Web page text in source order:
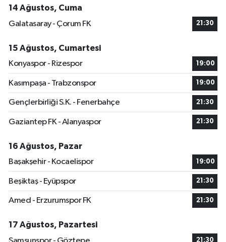
14 Ağustos, Cuma
Galatasaray - Çorum FK
21:30
15 Ağustos, Cumartesi
Konyaspor - Rizespor
19:00
Kasımpaşa - Trabzonspor 19:00
Gençlerbirliği S.K. - Fenerbahçe 21:30
Gaziantep FK - Alanyaspor 21:30
16 Ağustos, Pazar
Başakşehir - Kocaelispor
19:00
Beşiktaş - Eyüpspor 21:30
Amed - Erzurumspor FK 21:30
17 Ağustos, Pazartesi
21:30